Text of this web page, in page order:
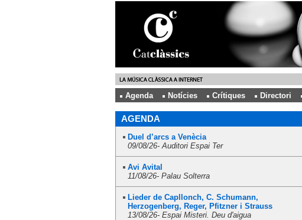
Agenda
Notícies Crítiques Directori
AGENDA
Duel d’arcs a Venècia
09/08/26-Auditori Espai Ter
Avi Avital
11/08/26- Palau Solterra
Lieder de Capllonch, C. Schumann,
Herzogenberg, Reger, Pfitzner i Strauss
13/08/26- Espai Misteri. Deu d'aigua